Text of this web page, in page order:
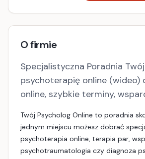
O firmie
Specjalistyczna Poradnia
psychoterapię online (wideo)
online, szybkie terminy,
Twój Psycholog Online to poradnia
jednym miejscu możesz dobrać
psychoterapia online, terapia par,
psychotraumatologia czy diagnoza